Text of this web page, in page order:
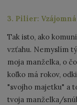
3. Pilier:
Tak isto, ako
vzťahu. Nemyslím
moja manželka, o
koľko má rokov,
"svojho majetku" a
tvoja manželka/